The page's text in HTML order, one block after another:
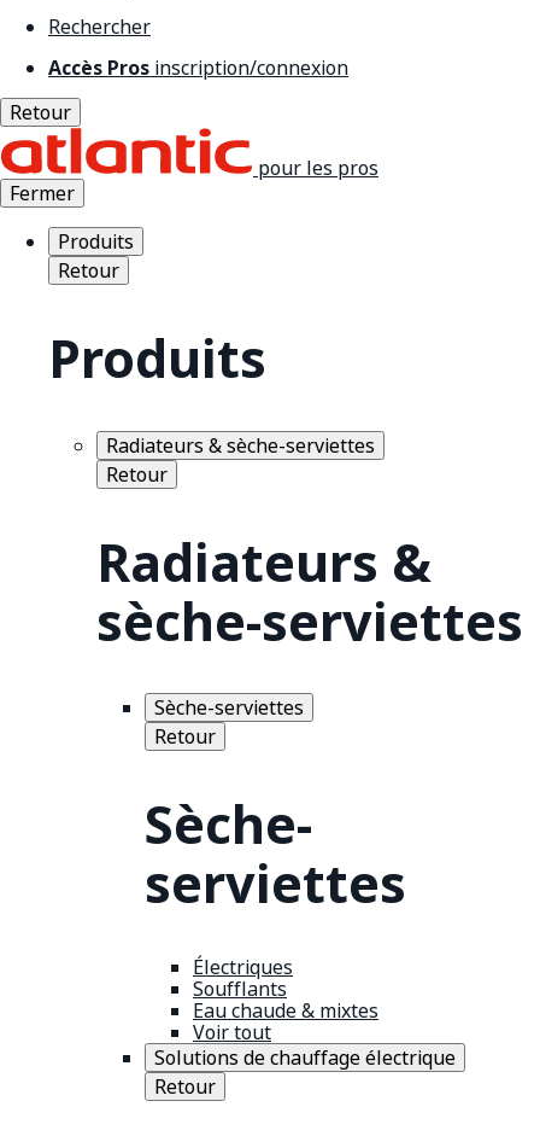
Rechercher
Accès Pros inscription/connexion
Retour
pour les pros
Fermer
Produits
Retour
Produits
Radiateurs & sèche-serviettes
Retour
Radiateurs &
sèche-serviettes
Sèche-serviettes
Retour
Sèche-
serviettes
Électriques
Soufflants
Eau chaude & mixtes
Voir tout
Solutions de chauffage électrique
Retour